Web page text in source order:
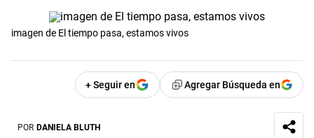
imagen de El tiempo pasa, estamos vivos
+ Seguir en Agregar Búsqueda en
POR DANIELA BLUTH